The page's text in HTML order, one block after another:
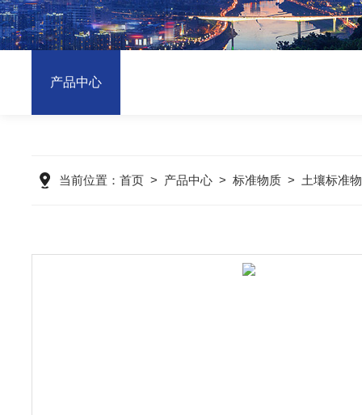
产品中心
当前位置： 首页 > 产品中心 > 标准物质 > 土壤标准